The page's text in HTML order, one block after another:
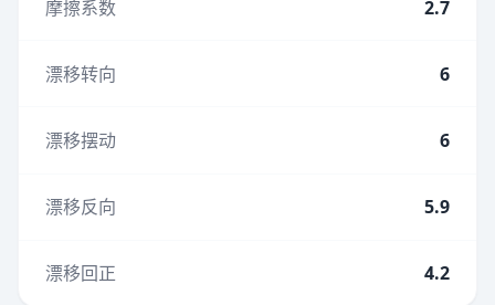
摩擦系数 2.7
漂移转向 6
漂移摆动 6
漂移反向 5.9
漂移回正 4.2